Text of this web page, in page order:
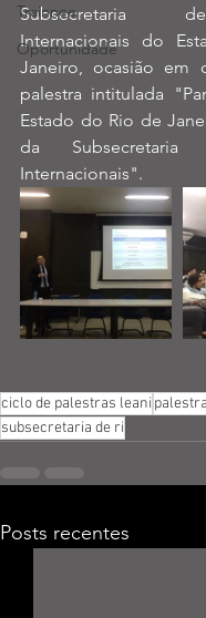
Trainnee
Oportunidade
Subsecretaria
Internacionais do
Janeiro, ocasião em
palestra intitulada
Estado do Rio de
da Subsecretaria
Internacionais".
ciclo de palestras leani palestra
subsecretaria de ri
Posts recentes